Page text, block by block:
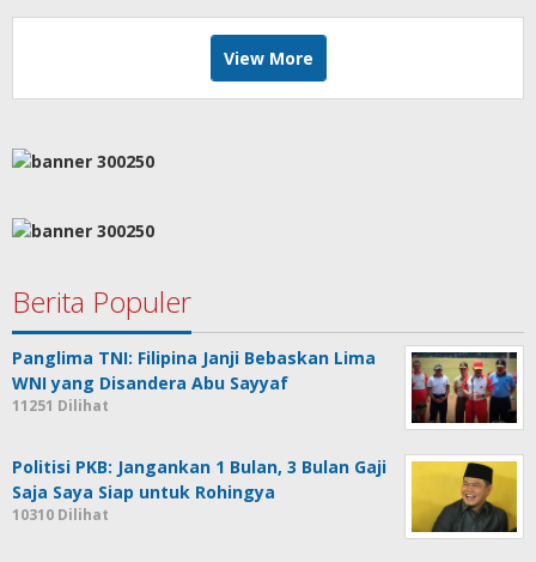
View More
Berita Populer
Panglima TNI: Filipina Janji Bebaskan Lima
WNI yang Disandera Abu Sayyaf
11251 Dilihat
Politisi PKB: Jangankan 1 Bulan, 3 Bulan Gaji
Saja Saya Siap untuk Rohingya
10310 Dilihat